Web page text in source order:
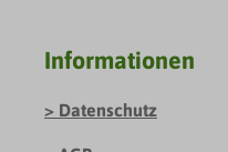
Informationen
Datenschutz